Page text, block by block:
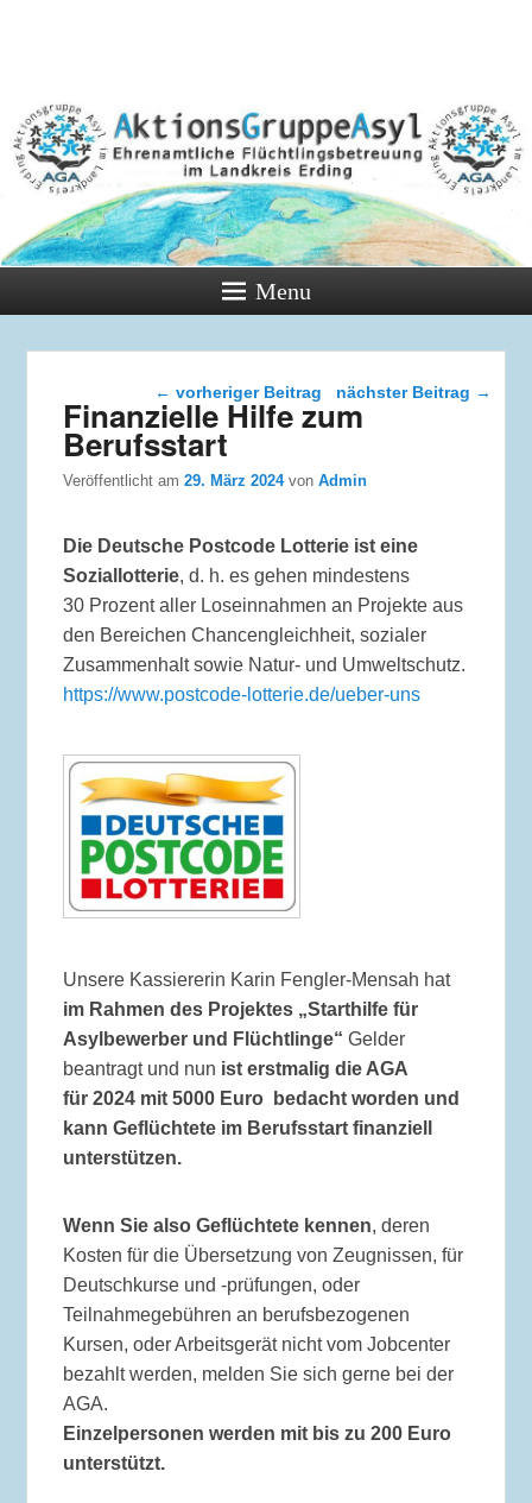
Menu
Beitragsnavigation
← vorheriger Beitrag nächster Beitrag →
Finanzielle Hilfe zum
Berufsstart
Veröffentlicht am29. März 2024 vonAdmin
Die Deutsche Postcode Lotterie ist eine
Soziallotterie, d. h. es gehen mindestens
30 Prozent aller Loseinnahmen an Projekte aus
den Bereichen Chancengleichheit, sozialer
Zusammenhalt sowie Natur- und Umweltschutz.
https://www.postcode-lotterie.de/ueber-uns
Unsere Kassiererin Karin Fengler-Mensah hat
im Rahmen des Projektes „Starthilfe für
Asylbewerber und Flüchtlinge“Gelder
beantragt und nun ist erstmalig die AGA
für 2024 mit 5000 Euro
bedacht worden und
kannGeflüchtete im Berufsstart finanziell
unterstützen.
Wenn Sie also Geflüchtete kennen, deren
Kosten für die Übersetzung von Zeugnissen, für
Deutschkurse und -prüfungen, oder
Teilnahmegebühren an berufsbezogenen
Kursen, oder Arbeitsgerät nicht vom Jobcenter
bezahlt werden, melden Sie sich gerne bei der
AGA.
Einzelpersonen werden mit bis zu 200 Euro
unterstützt.